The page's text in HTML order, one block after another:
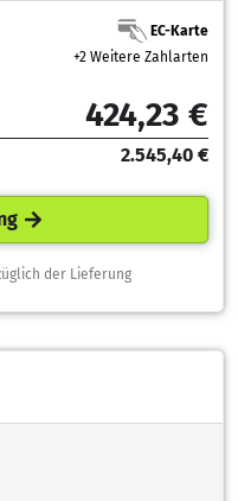
EC-Karte
+2 Weitere Zahlarten
424,23 €
2.545,40 €
der Lieferung